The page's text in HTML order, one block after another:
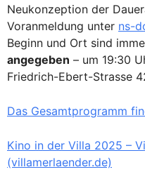
Neukonzeption der
Voranmeldung unter ns-
Beginn und Ort sind
angegeben – um 19:30
Friedrich-Ebert-Strasse
Das Gesamtprogramm
Kino in der Villa 2025 –
(villamerlaender.de)